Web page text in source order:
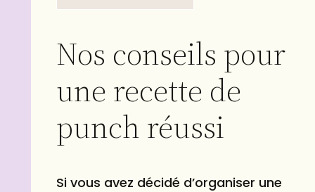
Nos conseils pour
une recette de
punch réussi
Si vous avez décidé d’organiser une